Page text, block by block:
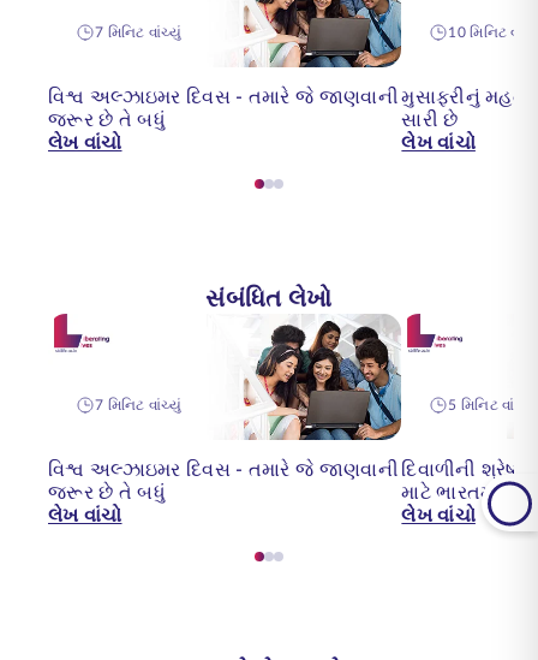
7 મિનિટ વાંચ્યું
વિશ્વ અલ્ઝાઇમર દિવસ - તમારે જે જાણવાની
જરૂર છે તે બધું
લેખ વાંચો
10 મિનિટ
મુસાફરીનું
સારી છે
લેખ વાંચો
સંબંધિત લેખો
7 મિનિટ વાંચ્યું
વિશ્વ અલ્ઝાઇમર દિવસ - તમારે જે જાણવાની
જરૂર છે તે બધું
લેખ વાંચો
5 મિનિટ વાંચ્યું
દિવાળીની
માટે ભારતમાં 7
લેખ વાંચો